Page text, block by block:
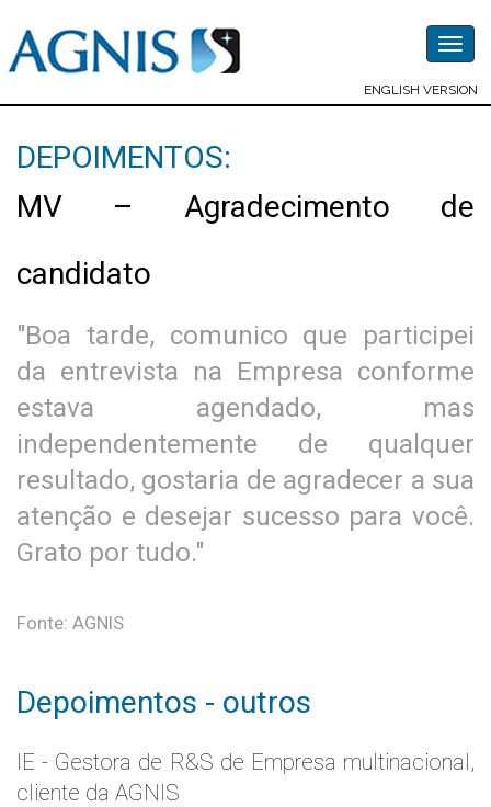
ENGLISH VERSION
DEPOIMENTOS:
MV – Agradecimento de
candidato
"Boa tarde, comunico que participei
da entrevista na Empresa conforme
estava agendado, mas
independentemente de qualquer
resultado, gostaria de agradecer a sua
atenção e desejar sucesso para você.
Grato por tudo."
Fonte: AGNIS
Depoimentos - outros
IE - Gestora de R&S de Empresa multinacional,
cliente da AGNIS